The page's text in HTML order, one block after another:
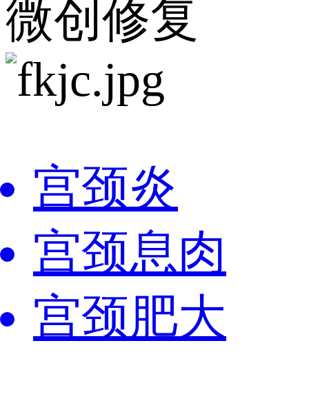
微创修复
宫颈炎
宫颈息肉
宫颈肥大